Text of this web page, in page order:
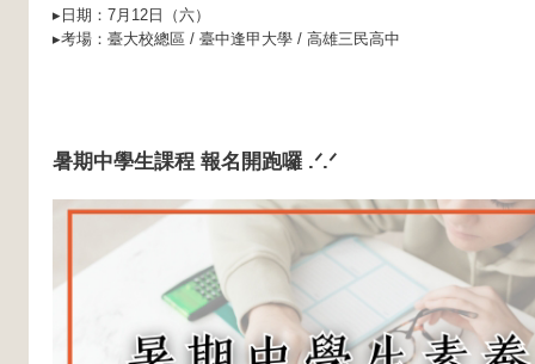
▸日期：7月12日（六）
▸考場：臺大校總區 / 臺中逢甲大學 / 高雄三民高中
暑期中學生課程 報名開跑囉 .ᐟ.ᐟ